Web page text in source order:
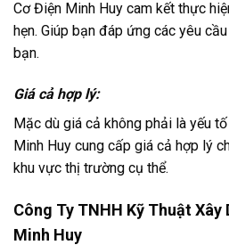
Cơ Điện Minh Huy cam kết thực
hẹn. Giúp bạn đáp ứng các yêu
bạn.
Giá cả hợp lý:
Mặc dù giá cả không phải là yếu
Minh Huy cung cấp giá cả hợp lý
khu vực thị trường cụ thể.
Công Ty TNHH Kỹ Thuật Xây
Minh Huy